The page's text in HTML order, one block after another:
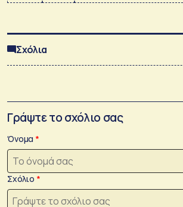
Σχόλια
Γράψτε το σχόλιο σας
Όνομα
Σχόλιο